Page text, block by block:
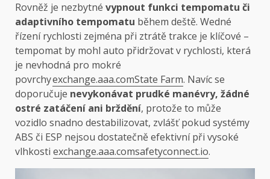
Rovněž je nezbytné vypnout funkci tempomatu či
adaptivního tempomatu během deště. Wedné
řízení rychlosti zejména při ztrátě trakce je klíčové –
tempomat by mohl auto přidržovat v rychlosti, která
je nevhodná pro mokré
povrchyexchange.aaa.comState Farm. Navíc se
doporučuje nevykonávat prudké manévry, žádné
ostré zatáčení ani brždění, protože to může
vozidlo snadno destabilizovat, zvlášť pokud systémy
ABS či ESP nejsou dostatečně efektivní při vysoké
vlhkosti exchange.aaa.comsafetyconnect.io.